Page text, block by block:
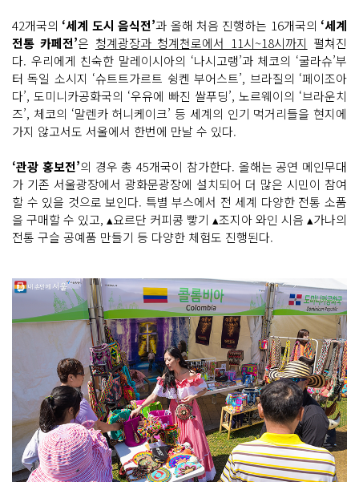
42개국의 ‘세계 도시 음식전’과 올해 처음 진행하는 16개국의 ‘세계
전통 카페전’은 청계광장과 청계천로에서 11시~18시까지 펼쳐진
다. 우리에게 친숙한 말레이시아의 ‘나시고랭’과 체코의 ‘굴라슈’부
터 독일 소시지 ‘슈트트가르트 슁켄 부어스트’, 브라질의 ‘페이조아
다’, 도미니카공화국의 ‘우유에 빠진 쌀푸딩’, 노르웨이의 ‘브라운치
즈’, 체코의 ‘말렌카 허니케이크’ 등 세계의 인기 먹거리들을 현지에
가지 않고서도 서울에서 한번에 만날 수 있다.
‘관광 홍보전’의 경우 총 45개국이 참가한다. 올해는 공연 메인무대
가 기존 서울광장에서 광화문광장에 설치되어 더 많은 시민이 참여
할 수 있을 것으로 보인다. 특별 부스에서 전 세계 다양한 전통 소품
을 구매할 수 있고, ▴요르단 커피콩 빻기 ▴조지아 와인 시음 ▴가나의
전통 구슬 공예품 만들기 등 다양한 체험도 진행된다.